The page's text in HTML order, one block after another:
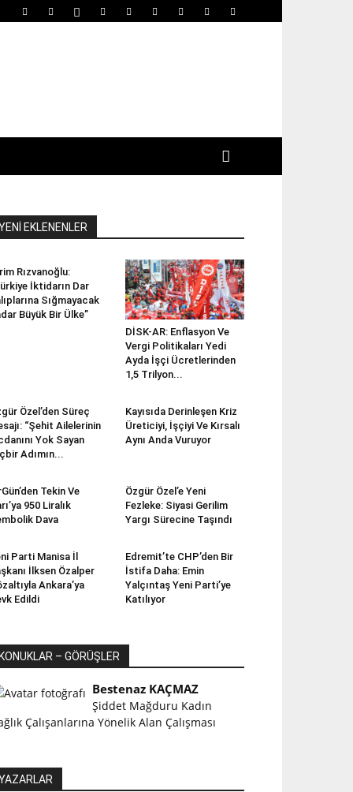
EKLENENLER
Rızvanoğlu:
İktidarın Dar
Sığmayacak
Büyük Bir Ülke”
DİSK-AR: Enflasyon Ve
Vergi Politikaları Yedi
Ayda İşçi Ücretlerinden
1,5 Trilyon...
Özel’den Süreç
“Şehit Ailelerinin
Yok Sayan
Adımın...
Kayısıda Derinleşen Kriz
Üreticiyi, İşçiyi Ve Kırsalı
Aynı Anda Vuruyor
Tekin Ve
950 Liralık
Dava
Özgür Özel’e Yeni
Fezleke: Siyasi Gerilim
Yargı Sürecine Taşındı
Parti Manisa İl
İlksen Özalper
Ankara’ya
Edildi
Edremit’te CHP’den Bir
İstifa Daha: Emin
Yalçıntaş Yeni Parti’ye
Katılıyor
KONUKLAR – GÖRÜŞLER
Bestenaz KAÇMAZ
Şiddet Mağduru Kadın
Çalışanlarına Yönelik Alan Çalışması